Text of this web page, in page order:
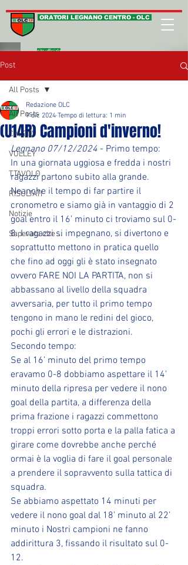
ORATORI LEGNANO CENTRO - OLC
sito ufficiale
Post
All Posts
CALCIO
VOLLEY
T.TAVOLO
RISULTATI
Notizie
Sapevate che ...
All Posts
(U14R) Campioni d'inverno!
Redazione OLC
9 dic 2024 Tempo di lettura: 1 min
Legnano 07/12/2024 - Primo tempo:
In una giornata uggiosa e fredda i nostri
ragazzi partono subito alla grande.
Neanche il tempo di far partire il
cronometro e siamo già in vantaggio di 2
goal entro il 16’ minuto ci troviamo sul 0-
8. I ragazzi si impegnano, si divertono e
soprattutto mettono in pratica quello
che fino ad oggi gli è stato insegnato
ovvero FARE NOI LA PARTITA, non si
abbassano al livello della squadra
avversaria, per tutto il primo tempo
tengono in mano le redini del gioco,
pochi gli errori e le distrazioni.
Secondo tempo:
Se al 16’ minuto del primo tempo
eravamo 0-8 dobbiamo aspettare il 14’
minuto della ripresa per vedere il nono
goal della partita, a differenza della
prima frazione i ragazzi commettono
troppi errori sotto porta e la palla fatica a
girare come dovrebbe anche perché
ormai è la voglia di fare il goal personale
a prendere il sopravvento sulla tattica di
squadra.
Se abbiamo aspettato 14 minuti per
vedere il nono goal dal 18’ minuto al 22’
minuto i Nostri campioni ne fanno
addirittura 3, fissando il risultato sul 0-
12.